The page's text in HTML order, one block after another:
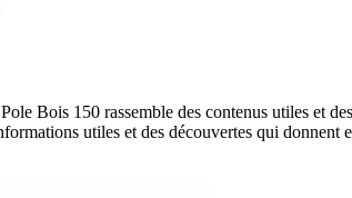
Bois 150 rassemble des contenus utiles et
utiles et des découvertes qui donnent